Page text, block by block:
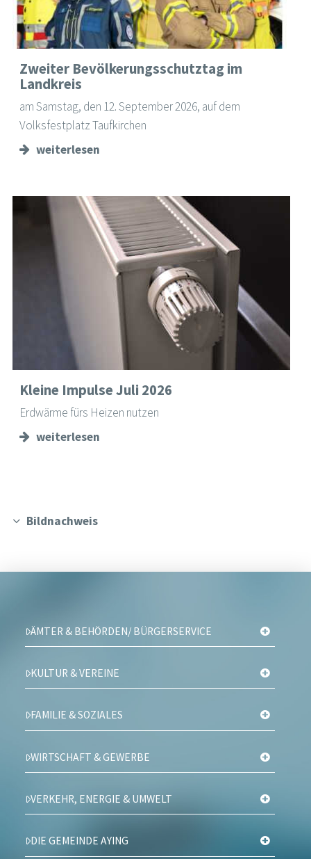
Zweiter Bevölkerungsschutztag im
Landkreis
am Samstag, den 12. September 2026, auf dem
Volksfestplatz Taufkirchen
weiterlesen
Kleine Impulse Juli 2026
Erdwärme fürs Heizen nutzen
weiterlesen
Bildnachweis
ÄMTER & BEHÖRDEN/ BÜRGERSERVICE
KULTUR & VEREINE
FAMILIE & SOZIALES
WIRTSCHAFT & GEWERBE
VERKEHR, ENERGIE & UMWELT
DIE GEMEINDE AYING